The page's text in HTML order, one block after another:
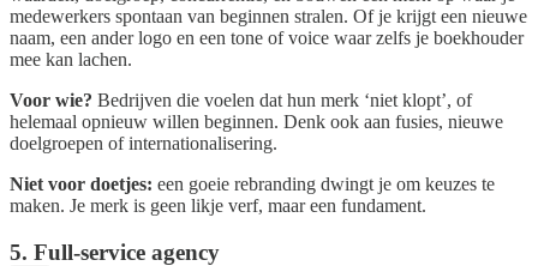
medewerkers spontaan van beginnen stralen. Of je krijgt een nieuwe
naam, een ander logo en een tone of voice waar zelfs je boekhouder
mee kan lachen.
Voor wie? Bedrijven die voelen dat hun merk ‘niet klopt’, of
helemaal opnieuw willen beginnen. Denk ook aan fusies, nieuwe
doelgroepen of internationalisering.
Niet voor doetjes: een goeie rebranding dwingt je om keuzes te
maken. Je merk is geen likje verf, maar een fundament.
5. Full-service agency